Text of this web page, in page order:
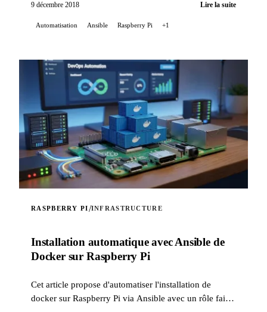
9 décembre 2018 Lire la suite
Automatisation Ansible Raspberry Pi +1
RASPBERRY PI/INFRASTRUCTURE
Installation automatique avec Ansible de
Docker sur Raspberry Pi
Cet article propose d'automatiser l'installation de
docker sur Raspberry Pi via Ansible avec un rôle fait